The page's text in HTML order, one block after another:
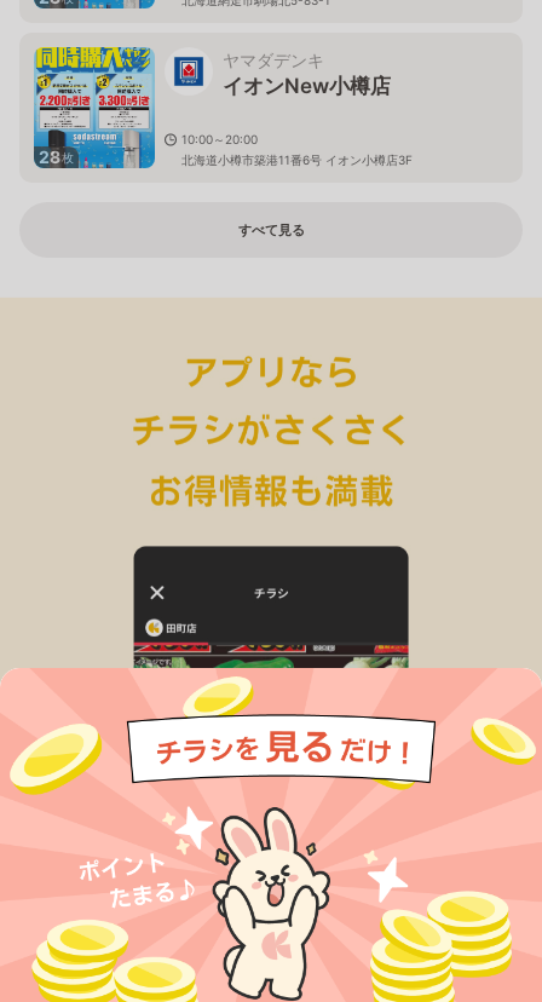
28枚
ヤマダデンキ
イオンNew小樽店
10:00～20:00
北海道小樽市築港11番6号 イオン小樽店3F
すべて見る